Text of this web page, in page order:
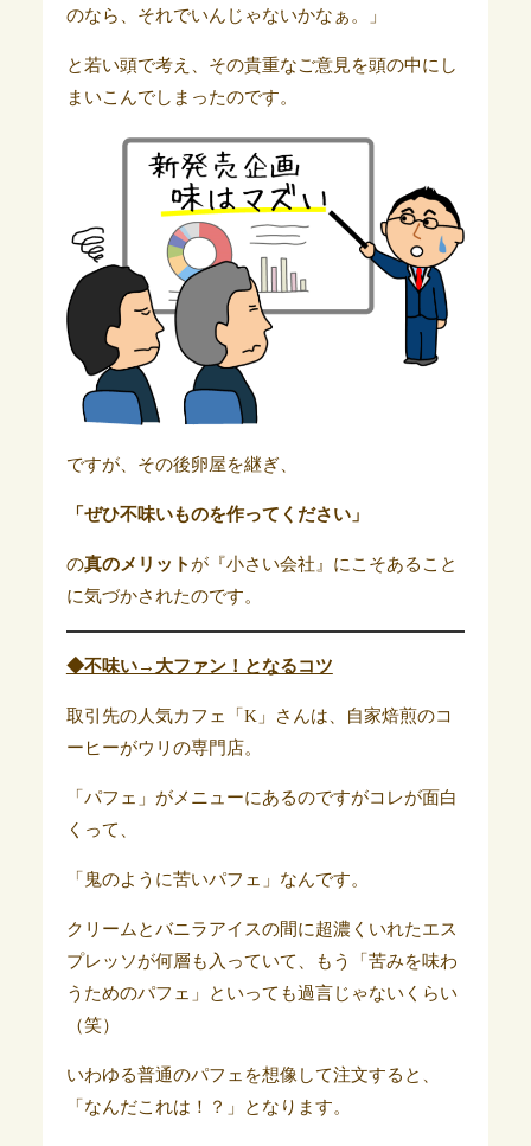
のなら、それでいんじゃないかなぁ。」
と若い頭で考え、その貴重なご意見を頭の中にし
まいこんでしまったのです。
ですが、その後卵屋を継ぎ、
「ぜひ不味いものを作ってください」
の真のメリット が『小さい会社』にこそあること
に気づかされたのです。
◆不味い→大ファン！となるコツ
取引先の人気カフェ「K」さんは、自家焙煎のコ
ーヒーがウリの専門店。
「パフェ」がメニューにあるのですがコレが面白
くって、
「鬼のように苦いパフェ」なんです。
クリームとバニラアイスの間に超濃くいれたエス
プレッソが何層も入っていて、もう「苦みを味わ
うためのパフェ」といっても過言じゃないくらい
（笑）
いわゆる普通のパフェを想像して注文すると、
「なんだこれは！？」となります。